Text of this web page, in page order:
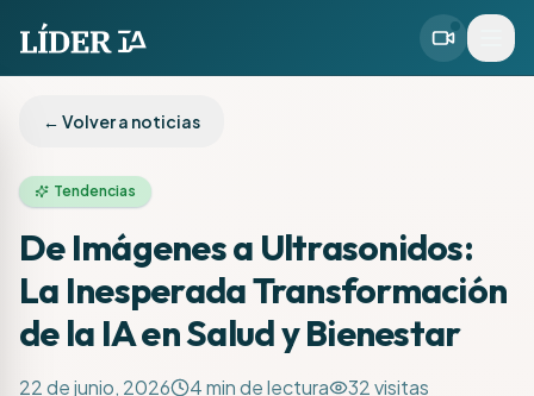
← Volver a noticias
Tendencias
De Imágenes a Ultrasonidos:
La Inesperada Transformación
de la IA en Salud y Bienestar
22 de junio, 2026 4min de lectura 32visitas